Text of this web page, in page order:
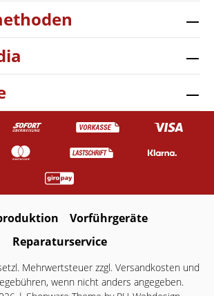
Vorführgeräte
Reparaturservice
Mehrwertsteuer zzgl. Versandkostenund
wenn nicht anders angegeben.